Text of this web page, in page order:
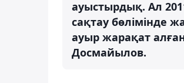
ауыстырдық. Ал
сақтау бөлімінде
ауыр жарақат
Досмайылов.